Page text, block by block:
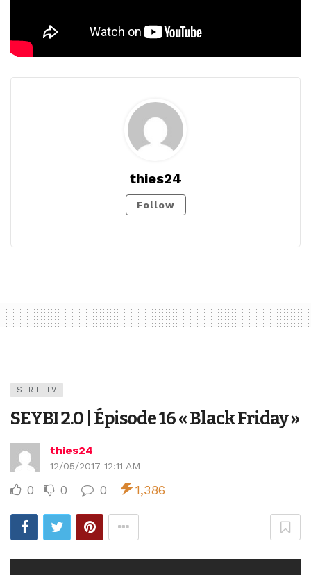
thies24
Follow
SERIE TV
SEYBI 2.0 | Épisode 16 « Black Friday »
thies24
12/05/2017 12:11 AM
0 0 0 1,386